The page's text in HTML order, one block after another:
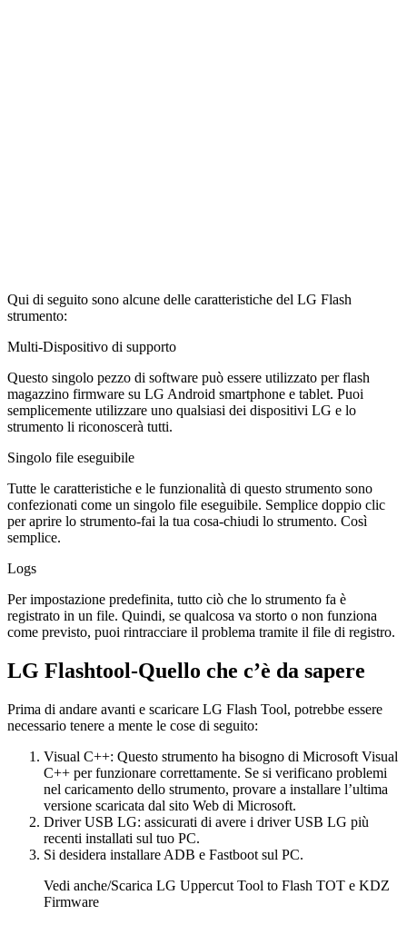
Qui di seguito sono alcune delle caratteristiche del LG Flash
strumento:
Multi-Dispositivo di supporto
Questo singolo pezzo di software può essere utilizzato per flash
magazzino firmware su LG Android smartphone e tablet. Puoi
semplicemente utilizzare uno qualsiasi dei dispositivi LG e lo
strumento li riconoscerà tutti.
Singolo file eseguibile
Tutte le caratteristiche e le funzionalità di questo strumento sono
confezionati come un singolo file eseguibile. Semplice doppio clic
per aprire lo strumento-fai la tua cosa-chiudi lo strumento. Così
semplice.
Logs
Per impostazione predefinita, tutto ciò che lo strumento fa è
registrato in un file. Quindi, se qualcosa va storto o non funziona
come previsto, puoi rintracciare il problema tramite il file di registro.
LG Flashtool-Quello che c’è da sapere
Prima di andare avanti e scaricare LG Flash Tool, potrebbe essere
necessario tenere a mente le cose di seguito:
Visual C++: Questo strumento ha bisogno di Microsoft Visual
C++ per funzionare correttamente. Se si verificano problemi
nel caricamento dello strumento, provare a installare l’ultima
versione scaricata dal sito Web di Microsoft.
Driver USB LG: assicurati di avere i driver USB LG più
recenti installati sul tuo PC.
Si desidera installare ADB e Fastboot sul PC.
Vedi anche/Scarica LG Uppercut Tool to Flash TOT e KDZ
Firmware